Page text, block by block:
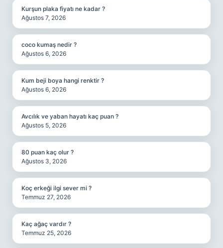
Kurşun plaka fiyatı ne kadar ?
Ağustos 7, 2026
coco kumaş nedir ?
Ağustos 6, 2026
Kum beji boya hangi renktir ?
Ağustos 6, 2026
Avcılık ve yaban hayatı kaç puan ?
Ağustos 5, 2026
80 puan kaç olur ?
Ağustos 3, 2026
Koç erkeği ilgi sever mi ?
Temmuz 27, 2026
Kaç ağaç vardır ?
Temmuz 25, 2026